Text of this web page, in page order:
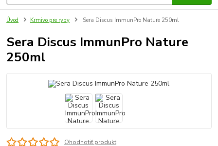
Úvod Krmivo pre ryby Sera Discus ImmunPro Nature 250ml
Sera Discus ImmunPro Nature
250ml
Ohodnotiť produkt